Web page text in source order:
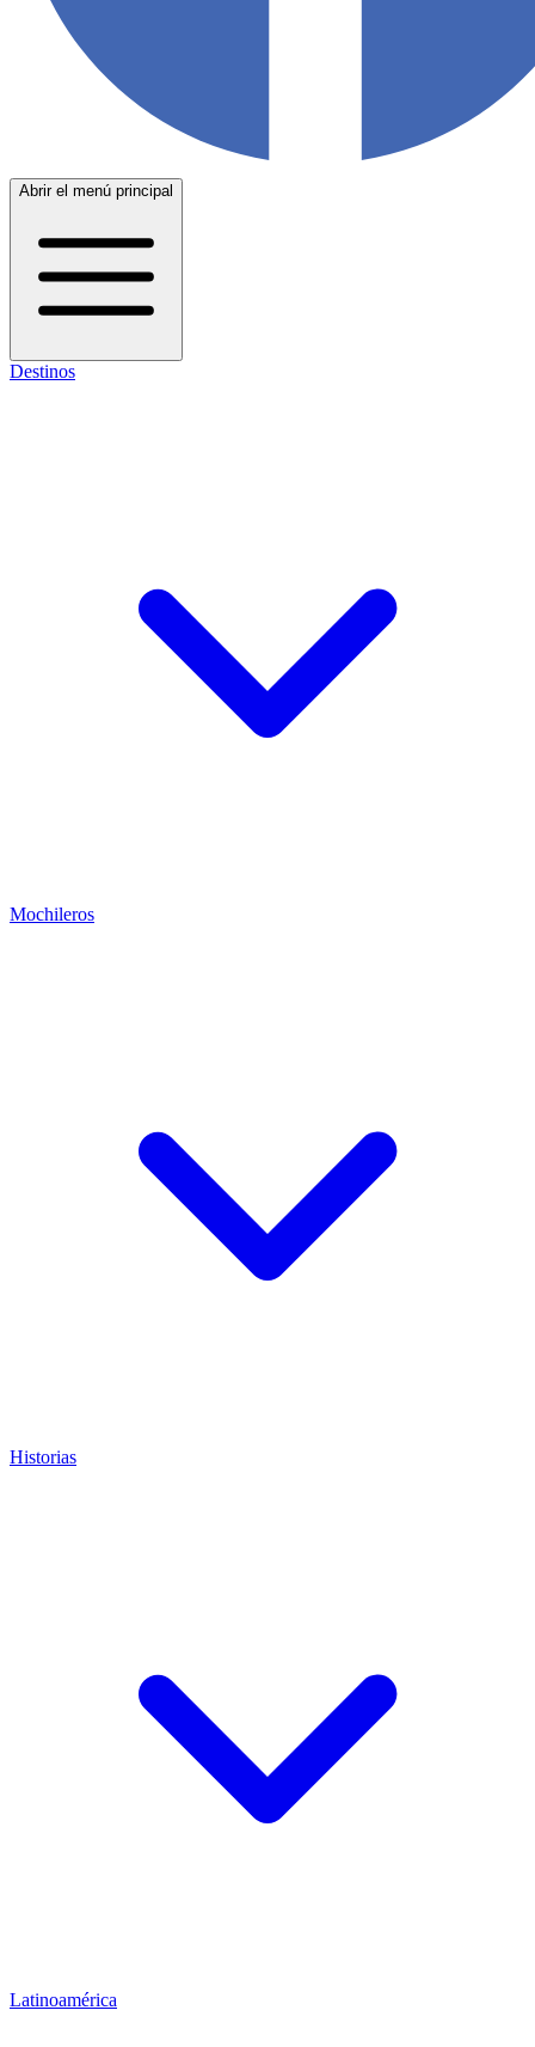
Abrir el menú principal
Destinos
Mochileros
Historias
Latinoamérica